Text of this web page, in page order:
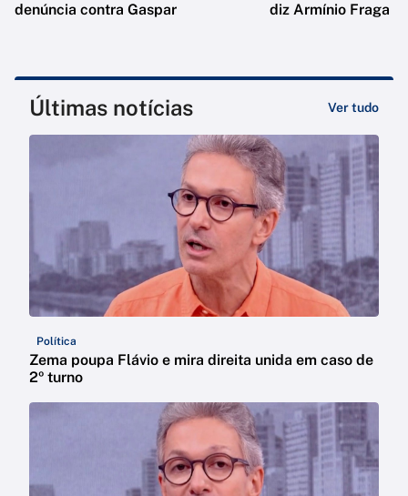
denúncia contra Gaspar
diz Armínio Fraga
Últimas notícias Ver tudo
Política
Zema poupa Flávio e mira direita unida em caso de
2º turno